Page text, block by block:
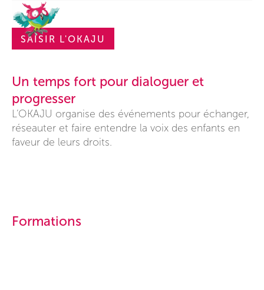
SAISIR L'OKAJU
Un temps fort pour dialoguer et
progresser
L’OKAJU organise des événements pour échanger,
réseauter et faire entendre la voix des enfants en
faveur de leurs droits.
Formations